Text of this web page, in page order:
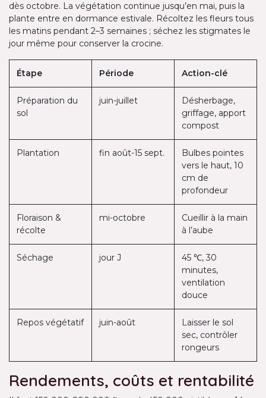
dès octobre. La végétation continue jusqu’en mai, puis la
plante entre en dormance estivale. Récoltez les fleurs tous
les matins pendant 2–3 semaines ; séchez les stigmates le
jour même pour conserver la crocine.
Étape Période Action-clé
Préparation du
sol
juin-juillet
Désherbage,
griffage, apport
compost
Plantation fin août-15 sept.
Bulbes pointes
vers le haut, 10
cm de
profondeur
Floraison &
récolte
mi-octobre
Cueillir à la main
à l’aube
Séchage jour J
45 ℃, 30
minutes,
ventilation
douce
Repos végétatif juin-août
Laisser le sol
sec, contrôler
rongeurs
Rendements, coûts et rentabilité